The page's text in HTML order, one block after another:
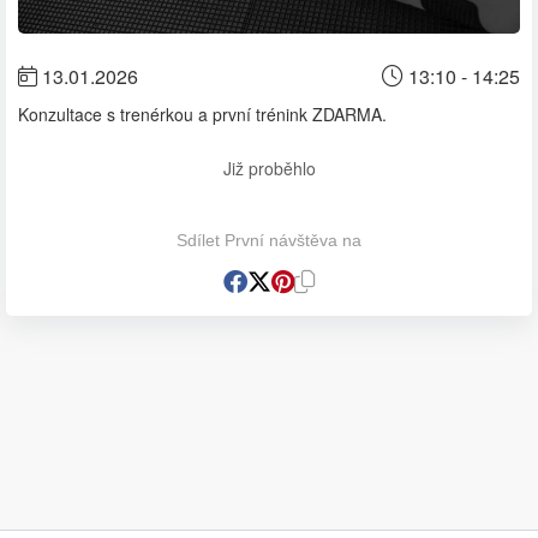
13.01.2026 13:10 - 14:25
Konzultace s trenérkou a první trénink ZDARMA.
Již proběhlo
Sdílet První návštěva na